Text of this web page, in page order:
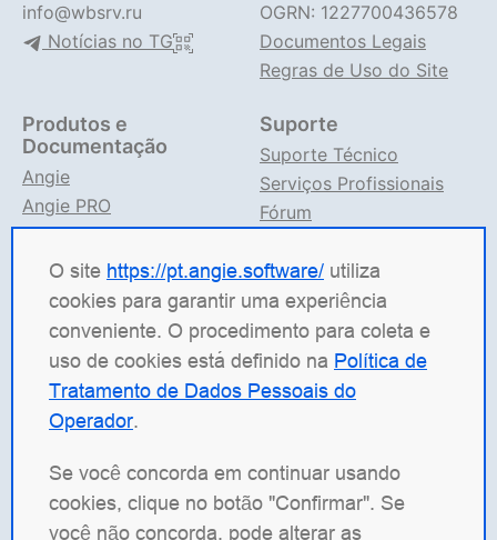
O site https://pt.angie.software/ utiliza
cookies para garantir uma experiência
conveniente. O procedimento para coleta e
uso de cookies está definido na Política de
Tratamento de Dados Pessoais do
Operador.
Se você concorda em continuar usando
cookies, clique no botão "Confirmar". Se
você não concorda, pode alterar as
info@wbsrv.ru
Notícias no TG
OGRN: 1227700436578
Documentos Legais
Regras de Uso do Site
Produtos e
Documentação
Angie
Angie PRO
ANIC
Documentação Angie
Suporte
Suporte Técnico
Serviços Profissionais
Fórum
Angie Software(Web Server, LLC) é uma empresa
russa de TI especializada em soluções para sistemas
de alta carga. Nossos produtos incluem a plataforma
de balanceamento de carga
Delivery Controller), o servidor web
Angie Ingress Controller(ANIC), uma solução de
gerenciamento de tráfego para aplicações
conteinerizadas em Kubernetes. Temos especial